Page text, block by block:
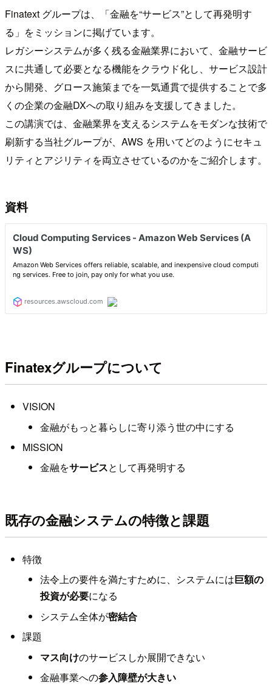
Finatext グループは、「金融を“サービス”として再発明す
る」をミッションに掲げています。
レガシーシステムが多く残る金融業界において、金融サービ
スに共通して必要となる機能をクラウド化し、サービス設計
から開発、グロース施策までを一気通貫で提供することで多
くの企業の金融DXへの取り組みを支援してきました。
この講演では、金融業界を支えるシステムをモダンな技術で
刷新する当社グループが、AWS を用いてどのようにセキュ
リティとアジリティを両立させているのかをご紹介します。
資料
Finatexグループについて
VISION
金融がもっと暮らしに寄り添う世の中にする
MISSION
金融をサービスとして再発明する
既存の金融システムの特徴と課題
特徴
法令上の要件を満たすために、システムには巨額の
投資が必要になる
システム全体が密結合
課題
マス向けのサービスしか展開できない
金融事業への参入障壁が大きい